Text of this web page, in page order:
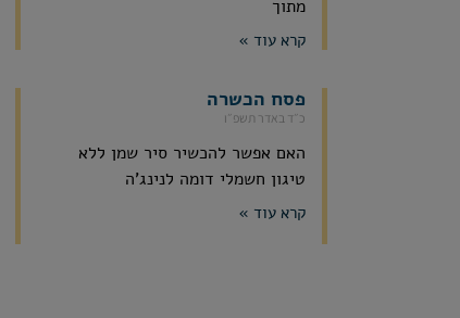
מתוך
קרא עוד »
פסח הכשרה
כ״ד באדר תשפ״ו
האם אפשר להכשיר סיר שמן ללא
טיגון חשמלי דומה לנינג'ה
קרא עוד »